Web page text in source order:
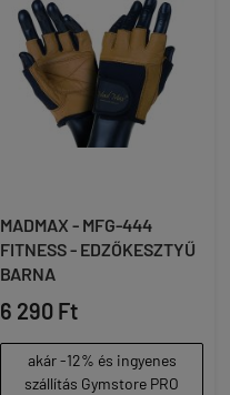
MADMAX - MFG-444
FITNESS - EDZŐKESZTYŰ
BARNA
6 290 Ft
akár -12% és ingyenes
szállítás Gymstore PRO